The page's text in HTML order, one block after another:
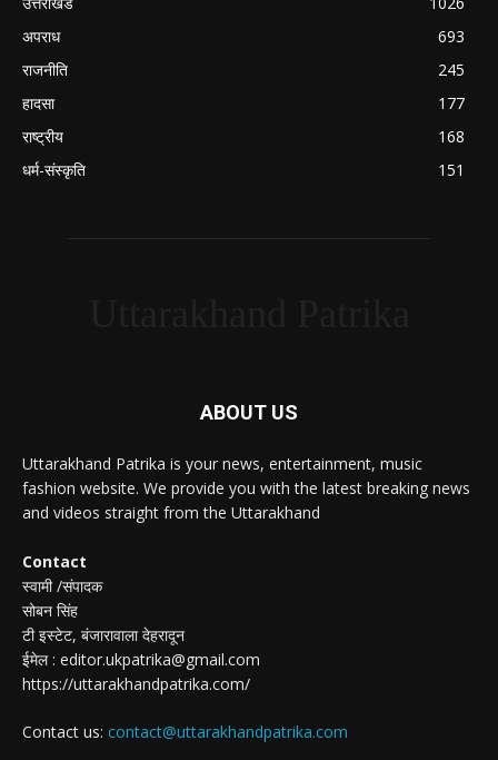
अपराध
693
राजनीति
245
हादसा
177
राष्ट्रीय
168
धर्म-संस्कृति
151
ABOUT US
Uttarakhand Patrika is your news, entertainment, music
fashion website. We provide you with the latest breaking news
and videos straight from the Uttarakhand
Contact
स्वामी /संपादक
सोबन सिंह
टी इस्टेट, बंजारावाला देहरादून
ईमेल : editor.ukpatrika@gmail.com
https://uttarakhandpatrika.com/
Contact us: contact@uttarakhandpatrika.com